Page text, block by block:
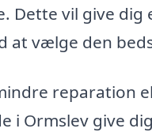
vil give dig
at vælge den
reparation
i Ormslev give